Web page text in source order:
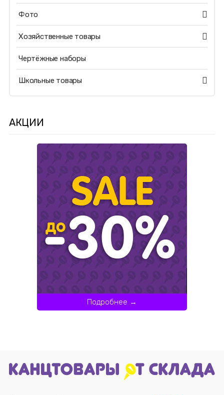
Фото
Хозяйственные товары
Чертёжные наборы
Школьные товары
АКЦИИ
Подробнее →